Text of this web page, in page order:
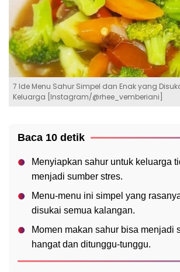
7 Ide Menu Sahur Simpel dan Enak yang
Keluarga [Instagram/@rhee_vemberiani]
Baca 10 detik
Menyiapkan sahur untuk keluarga
menjadi sumber stres.
Menu-menu ini simpel yang
disukai semua kalangan.
Momen makan sahur bisa menjadi
hangat dan ditunggu-tunggu.